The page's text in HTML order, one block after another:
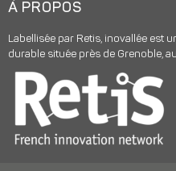
À PROPOS
Labellisée par Retis, inovallée est
durable située près de Grenoble,